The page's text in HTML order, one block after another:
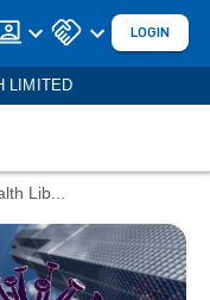
LOGIN
LIMITED
Lib